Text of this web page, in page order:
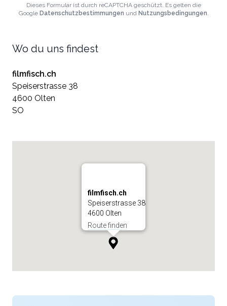
Dieses Formular ist durch reCAPTCHA geschützt. Es gelten die
Google Datenschutzbestimmungen und Nutzungsbedingungen.
Wo du uns findest
filmfisch.ch
Speiserstrasse 38
4600 Olten
SO
filmfisch.ch
Speiserstrasse 38
4600 Olten
Route finden